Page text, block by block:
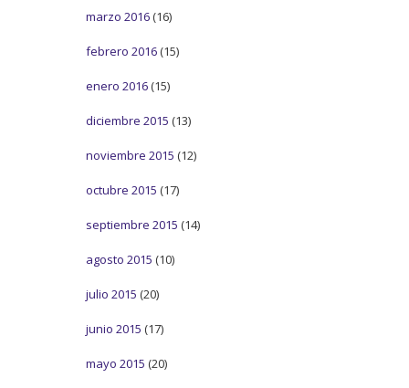
marzo 2016 (16)
febrero 2016 (15)
enero 2016 (15)
diciembre 2015 (13)
noviembre 2015 (12)
octubre 2015 (17)
septiembre 2015 (14)
agosto 2015 (10)
julio 2015 (20)
junio 2015 (17)
mayo 2015 (20)